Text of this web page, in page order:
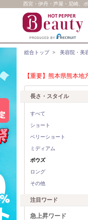
西宮・伊丹・芦屋・尼崎、
総合トップ> 美容院・美
【重要】熊本県熊本
長さ・スタイル
すべて
ショート
ベリーショート
ミディアム
ボウズ
ロング
その他
注目ワード
急上昇ワード